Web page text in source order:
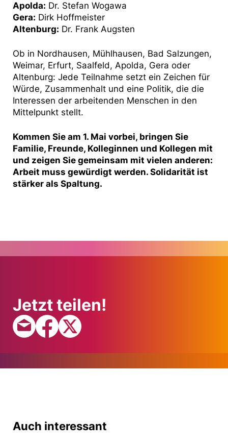
Apolda: Dr. Stefan Wogawa
Gera: Dirk Hoffmeister
Altenburg: Dr. Frank Augsten
Ob in Nordhausen, Mühlhausen, Bad Salzungen,
Weimar, Erfurt, Saalfeld, Apolda, Gera oder
Altenburg: Jede Teilnahme setzt ein Zeichen für
Würde, Zusammenhalt und eine Politik, die die
Interessen der arbeitenden Menschen in den
Mittelpunkt stellt.
Kommen Sie am 1. Mai vorbei, bringen Sie
Familie, Freunde, Kolleginnen und Kollegen mit
und zeigen Sie gemeinsam mit vielen anderen:
Arbeit muss gewürdigt werden. Solidarität ist
stärker als Spaltung.
Jetzt teilen!
Auch interessant